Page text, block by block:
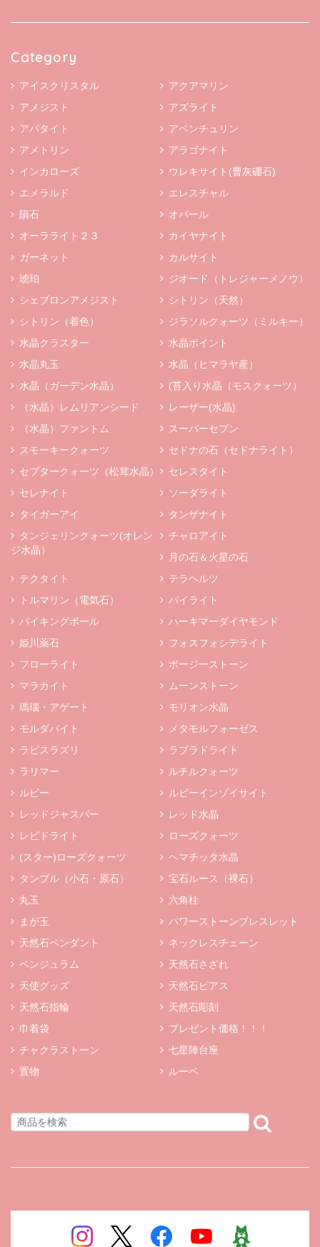
Category
アイスクリスタル
アクアマリン
アメジスト
アズライト
アパタイト
アベンチュリン
アメトリン
アラゴナイト
インカローズ
ウレキサイト(曹灰硼石)
エメラルド
エレスチャル
隕石
オパール
オーラライト２３
カイヤナイト
ガーネット
カルサイト
琥珀
ジオード（トレジャーメノウ）
シェブロンアメジスト
シトリン（天然）
シトリン（着色）
ジラソルクォーツ（ミルキー）
水晶クラスター
水晶ポイント
水晶丸玉
水晶（ヒマラヤ産）
水晶（ガーデン水晶）
(苔入り水晶（モスクォーツ）
（水晶）レムリアンシード
レーザー(水晶)
（水晶）ファントム
スーパーセブン
スモーキークォーツ
セドナの石（セドナライト）
セプタークォーツ（松茸水晶）
セレスタイト
セレナイト
ソーダライト
タイガーアイ
タンザナイト
タンジェリンクォーツ(オレン
ジ水晶）
チャロアイト
月の石＆火星の石
テクタイト
テラヘルツ
トルマリン（電気石）
パイライト
バイキングボール
ハーキマーダイヤモンド
姫川薬石
フォスフォシデライト
フローライト
ボージーストーン
マラカイト
ムーンストーン
瑪瑙・アゲート
モリオン水晶
モルダバイト
メタモルフォーゼス
ラピスラズリ
ラブラドライト
ラリマー
ルチルクォーツ
ルビー
ルビーインゾイサイト
レッドジャスパー
レッド水晶
レピドライト
ローズクォーツ
(スター)ローズクォーツ
ヘマチッタ水晶
タンブル（小石・原石）
宝石ルース（裸石）
丸玉
六角柱
まが玉
パワーストーンブレスレット
天然石ペンダント
ネックレスチェーン
ペンジュラム
天然石さざれ
天使グッズ
天然石ピアス
天然石指輪
天然石彫刻
巾着袋
プレゼント価格！！！
チャクラストーン
七星陣台座
置物
ルーペ